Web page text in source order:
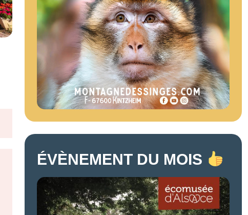
ÉVÈNEMENT DU MOIS